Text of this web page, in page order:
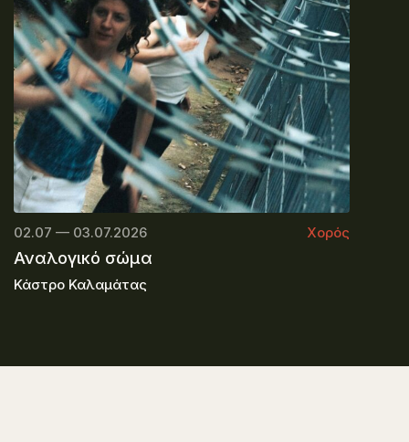
02.07 — 03.07.2026 Χορός
Αναλογικό σώμα
Κάστρο Καλαμάτας